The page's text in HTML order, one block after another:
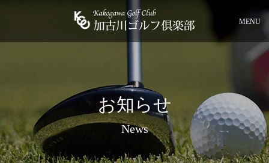
MENU
お知らせ
News